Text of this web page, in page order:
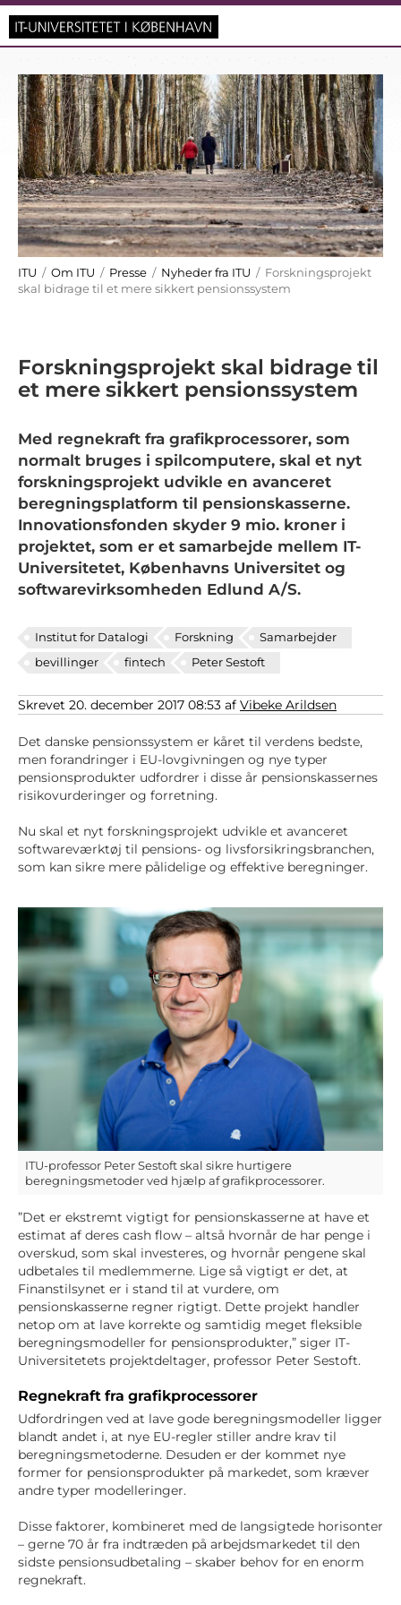
ITU / Om ITU / Presse / Nyheder fra ITU / Forskningsprojekt
skal bidrage til et mere sikkert pensionssystem
Forskningsprojekt skal bidrage til
et mere sikkert pensionssystem
Med regnekraft fra grafikprocessorer, som
normalt bruges i spilcomputere, skal et nyt
forskningsprojekt udvikle en avanceret
beregningsplatform til pensionskasserne.
Innovationsfonden skyder 9 mio. kroner i
projektet, som er et samarbejde mellem IT-
Universitetet, Københavns Universitet og
softwarevirksomheden Edlund A/S.
Institut for Datalogi Forskning
Samarbejder
bevillinger
fintech Peter Sestoft
Skrevet 20. december 2017 08:53 af Vibeke Arildsen
Det danske pensionssystem er kåret til verdens bedste,
men forandringer i EU-lovgivningen og nye typer
pensionsprodukter udfordrer i disse år pensionskassernes
risikovurderinger og forretning.
Nu skal et nyt forskningsprojekt udvikle et avanceret
softwareværktøj til pensions- og livsforsikringsbranchen,
som kan sikre mere pålidelige og effektive beregninger.
ITU-professor Peter Sestoft skal sikre hurtigere
beregningsmetoder ved hjælp af grafikprocessorer.
”Det er ekstremt vigtigt for pensionskasserne at have et
estimat af deres cash flow – altså hvornår de har penge i
overskud, som skal investeres, og hvornår pengene skal
udbetales til medlemmerne. Lige så vigtigt er det, at
Finanstilsynet er i stand til at vurdere, om
pensionskasserne regner rigtigt. Dette projekt handler
netop om at lave korrekte og samtidig meget fleksible
beregningsmodeller for pensionsprodukter,” siger IT-
Universitetets projektdeltager, professor Peter Sestoft.
Regnekraft fra grafikprocessorer
Udfordringen ved at lave gode beregningsmodeller ligger
blandt andet i, at nye EU-regler stiller andre krav til
beregningsmetoderne. Desuden er der kommet nye
former for pensionsprodukter på markedet, som kræver
andre typer modelleringer.
Disse faktorer, kombineret med de langsigtede horisonter
– gerne 70 år fra indtræden på arbejdsmarkedet til den
sidste pensionsudbetaling – skaber behov for en enorm
regnekraft.